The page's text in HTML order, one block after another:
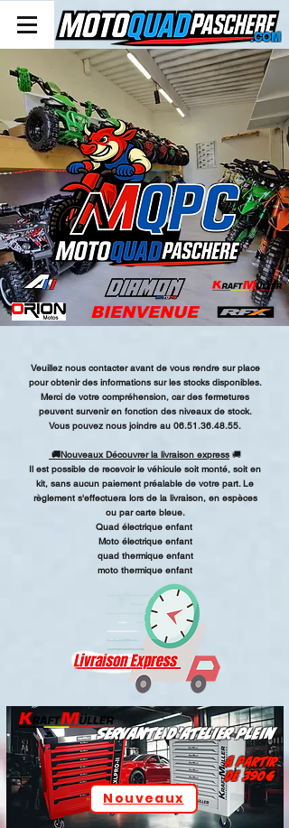
.COM
BIENVENUE
Veuillez nous contacter avant de vous rendre sur place
pour obtenir des informations sur les stocks disponibles.
Merci de votre compréhension, car des fermetures
peuvent survenir en fonction des niveaux de stock.
Vous pouvez nous joindre au 06.51.36.48.55.
🚚NouveauxDécouvrer la livraison express 🚚
Il est possible de recevoir le véhicule soit monté, soit en
kit, sans aucun paiement préalable de votre part. Le
règlement s'effectuera lors de la livraison, en espèces
ou par carte bleue.
Quad électrique enfant
Moto électrique enfant
quad thermique enfant
moto thermique enfant
Servante d'atelier plein
a partir
de 390€
Nouveaux